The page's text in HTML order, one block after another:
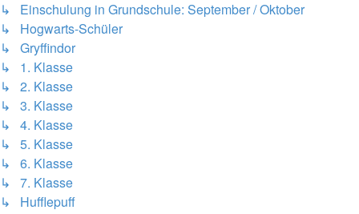
↳ Einschulung in Grundschule: September / Oktober
↳ Hogwarts-Schüler
↳ Gryffindor
↳ 1. Klasse
↳ 2. Klasse
↳ 3. Klasse
↳ 4. Klasse
↳ 5. Klasse
↳ 6. Klasse
↳ 7. Klasse
↳ Hufflepuff